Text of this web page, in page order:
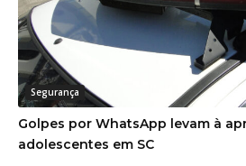
Segurança
Golpes por WhatsApp levam à
adolescentes em SC